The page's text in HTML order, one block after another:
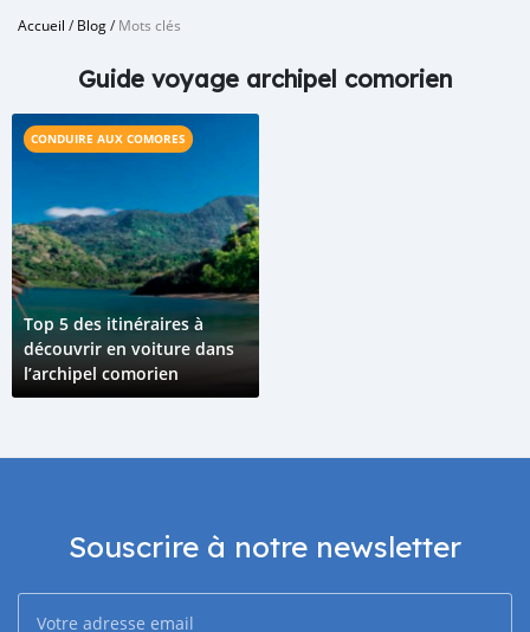
Accueil /Blog/Mots clés
Guide voyage archipel comorien
CONDUIRE AUX COMORES
Top 5 des itinéraires à
découvrir en voiture dans
l’archipel comorien
Souscrire à notre newsletter